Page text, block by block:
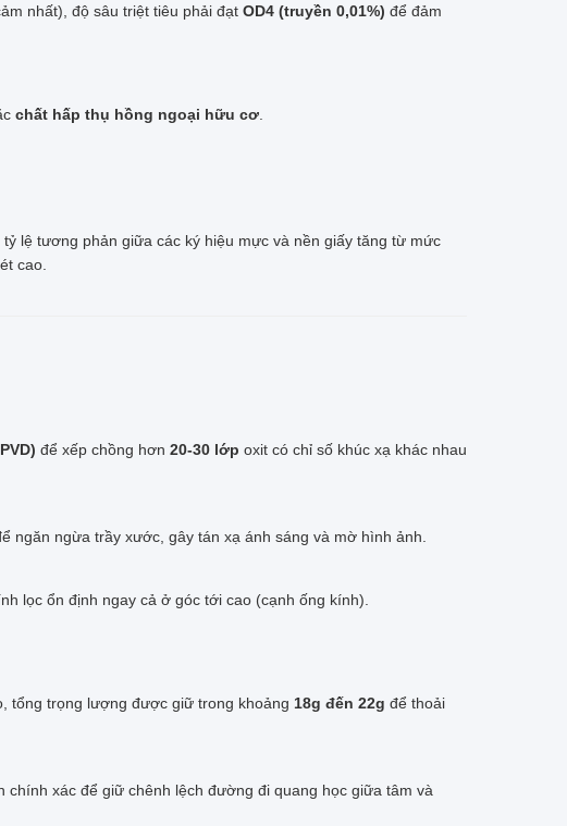
nhất), độ sâu triệt tiêu phải đạt OD4 (truyền 0,01%) để đảm
chất hấp thụ hồng ngoại hữu cơ
lệ tương phản giữa các ký hiệu mực và nền giấy tăng từ mức
cao.
để xếp chồng hơn 20-30 lớp oxit có chỉ số khúc xạ khác nhau
ngăn ngừa trầy xước, gây tán xạ ánh sáng và mờ hình ảnh.
lọc ổn định ngay cả ở góc tới cao (cạnh ống kính).
tổng trọng lượng được giữ trong khoảng 18g đến 22g để thoải
xác để giữ chênh lệch đường đi quang học giữa tâm và